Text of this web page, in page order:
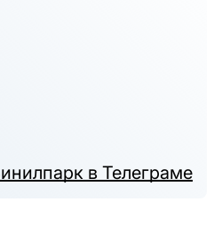
в Телеграме